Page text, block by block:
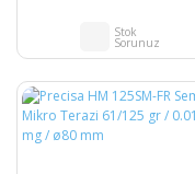
Stok
Sorunuz